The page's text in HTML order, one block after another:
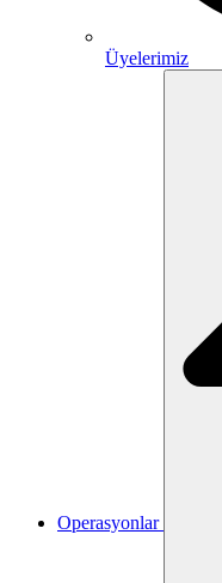
Üyelerimiz
Operasyonlar